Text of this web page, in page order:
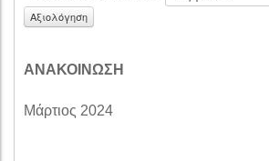
ΑΝΑΚΟΙΝΩΣΗ
Μάρτιος 2024